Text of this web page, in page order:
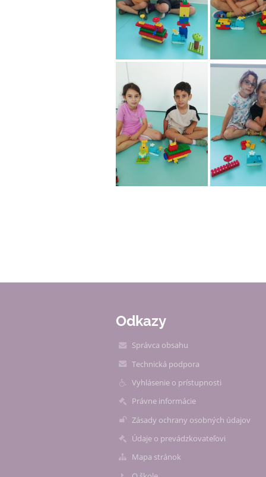
Odkazy
Správca obsahu
Technická podpora
Vyhlásenie o prístupnosti
Právne informácie
Zásady ochrany osobných údajov
Údaje o prevádzkovateľovi
Mapa stránok